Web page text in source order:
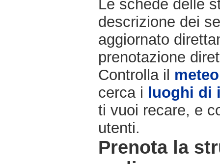
Le schede delle
descrizione dei
aggiornato
prenotazione
Controlla il meteo
cerca i luoghi di
ti vuoi recare, e
utenti.
Prenota la